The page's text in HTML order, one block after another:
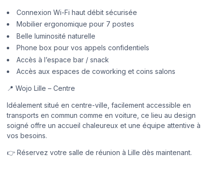
Connexion Wi-Fi haut débit sécurisée
Mobilier ergonomique pour 7 postes
Belle luminosité naturelle
Phone box pour vos appels confidentiels
Accès à l’espace bar / snack
Accès aux espaces de coworking et coins salons
📍 Wojo Lille – Centre
Idéalement situé en centre-ville, facilement accessible en
transports en commun comme en voiture, ce lieu au design
soigné offre un accueil chaleureux et une équipe attentive à
vos besoins.
👉 Réservez votre salle de réunion à Lille dès maintenant.